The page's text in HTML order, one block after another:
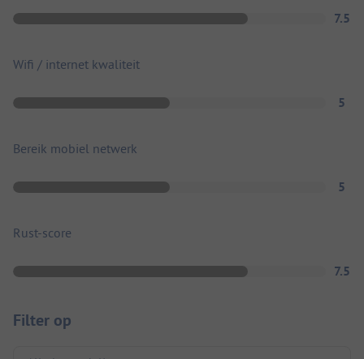
7.5
Wifi / internet kwaliteit
5
Bereik mobiel netwerk
5
Rust-score
7.5
Filter op